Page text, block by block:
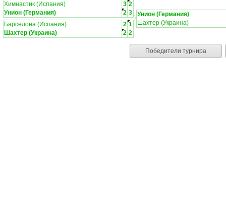
Химнастик (Испания) 3 2
Унион (Германия)
2 3
Барселона (Испания)
2 1
Шахтер (Украина)
2 2
Унион (Германия)
Шахтер (Украина)
Победители турнира